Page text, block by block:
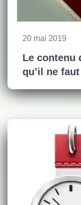
20 mai 2019
Le contenu
qu’il ne